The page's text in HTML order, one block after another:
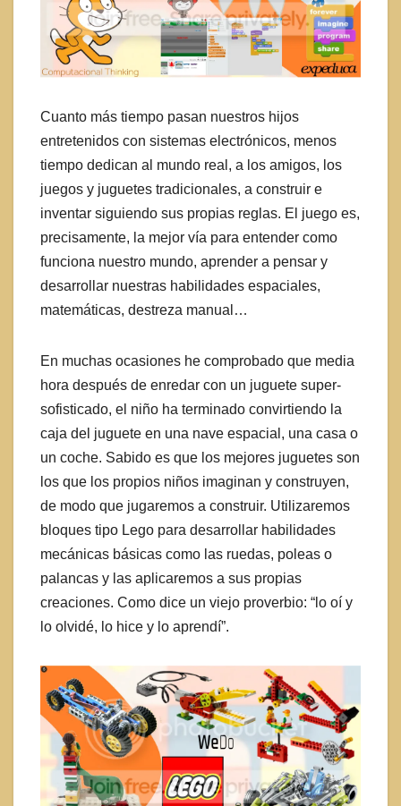
Cuanto más tiempo pasan nuestros hijos
entretenidos con sistemas electrónicos, menos
tiempo dedican al mundo real, a los amigos, los
juegos y juguetes tradicionales, a construir e
inventar siguiendo sus propias reglas. El juego es,
precisamente, la mejor vía para entender como
funciona nuestro mundo, aprender a pensar y
desarrollar nuestras habilidades espaciales,
matemáticas, destreza manual…
En muchas ocasiones he comprobado que media
hora después de enredar con un juguete super-
sofisticado, el niño ha terminado convirtiendo la
caja del juguete en una nave espacial, una casa o
un coche. Sabido es que los mejores juguetes son
los que los propios niños imaginan y construyen,
de modo que jugaremos a construir. Utilizaremos
bloques tipo Lego para desarrollar habilidades
mecánicas básicas como las ruedas, poleas o
palancas y las aplicaremos a sus propias
creaciones. Como dice un viejo proverbio: “lo oí y
lo olvidé, lo hice y lo aprendí”.